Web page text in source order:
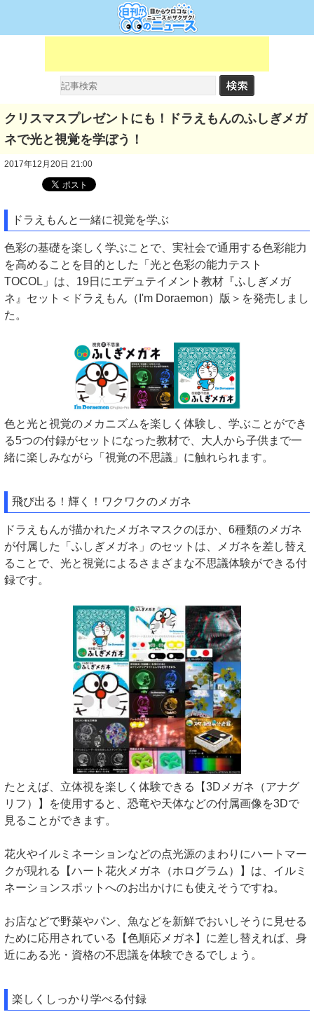
クリスマスプレゼントにも！ドラえもんのふしぎメガ
ネで光と視覚を学ぼう！
2017年12月20日 21:00
ドラえもんと一緒に視覚を学ぶ
色彩の基礎を楽しく学ぶことで、実社会で通用する色彩能力
を高めることを目的とした「光と色彩の能力テスト
TOCOL」は、19日にエデュテイメント教材『ふしぎメガ
ネ』セット＜ドラえもん（I'm Doraemon）版＞を発売しまし
た。
色と光と視覚のメカニズムを楽しく体験し、学ぶことができ
る5つの付録がセットになった教材で、大人から子供まで一
緒に楽しみながら「視覚の不思議」に触れられます。
飛び出る！輝く！ワクワクのメガネ
ドラえもんが描かれたメガネマスクのほか、6種類のメガネ
が付属した「ふしぎメガネ」のセットは、メガネを差し替え
ることで、光と視覚によるさまざまな不思議体験ができる付
録です。
たとえば、立体視を楽しく体験できる【3Dメガネ（アナグ
リフ）】を使用すると、恐竜や天体などの付属画像を3Dで
見ることができます。
花火やイルミネーションなどの点光源のまわりにハートマー
クが現れる【ハート花火メガネ（ホログラム）】は、イルミ
ネーションスポットへのお出かけにも使えそうですね。
お店などで野菜やパン、魚などを新鮮でおいしそうに見せる
ために応用されている【色順応メガネ】に差し替えれば、身
近にある光・資格の不思議を体験できるでしょう。
楽しくしっかり学べる付録